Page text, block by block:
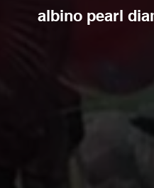
albino pearl